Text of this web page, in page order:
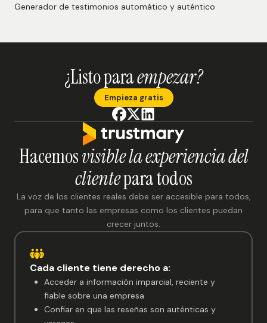
Generador de testimonios automático y auténtico
¿Listo paraempezar?
Empieza gratis
Hacemosvisible la experiencia del
clientepara todos
La voz de los clientes reales debe ser accesible para todos,
para que tanto las empresas como los clientes puedan
crecer juntos.
Cada cliente tiene derecho a:
Acceder a información imparcial, reciente y
fiable sobre una empresa
Confiar en que las reseñas son auténticas y